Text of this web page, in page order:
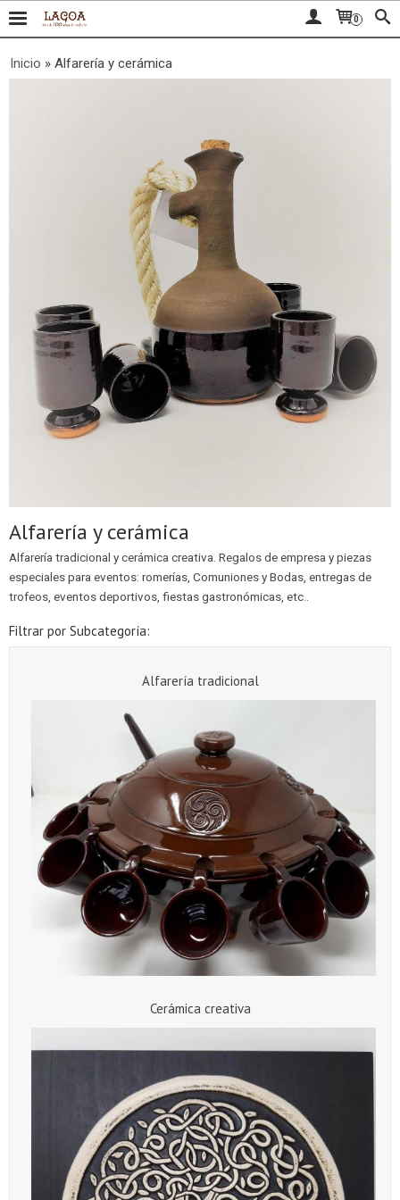
0
Inicio » Alfarería y cerámica
Alfarería y cerámica
Alfarería tradicional y cerámica creativa. Regalos de empresa y piezas
especiales para eventos: romerías, Comuniones y Bodas, entregas de
trofeos, eventos deportivos, fiestas gastronómicas, etc..
Filtrar por Subcategoría:
Alfarería tradicional
Cerámica creativa